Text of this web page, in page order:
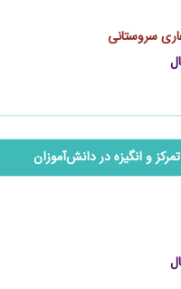
سروستانی
و انگیزه در دانش‌آموزان